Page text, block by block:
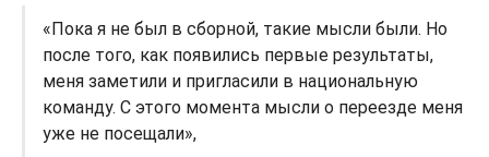
«Пока я не был в сборной, такие мысли были. Но
после того, как появились первые результаты,
меня заметили и пригласили в национальную
команду. С этого момента мысли о переезде меня
уже не посещали»,